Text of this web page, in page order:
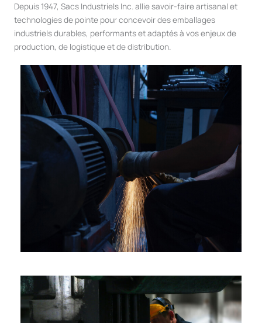
Depuis 1947, Sacs Industriels Inc. allie savoir-faire artisanal et
technologies de pointe pour concevoir des emballages
industriels durables, performants et adaptés à vos enjeux de
production, de logistique et de distribution.